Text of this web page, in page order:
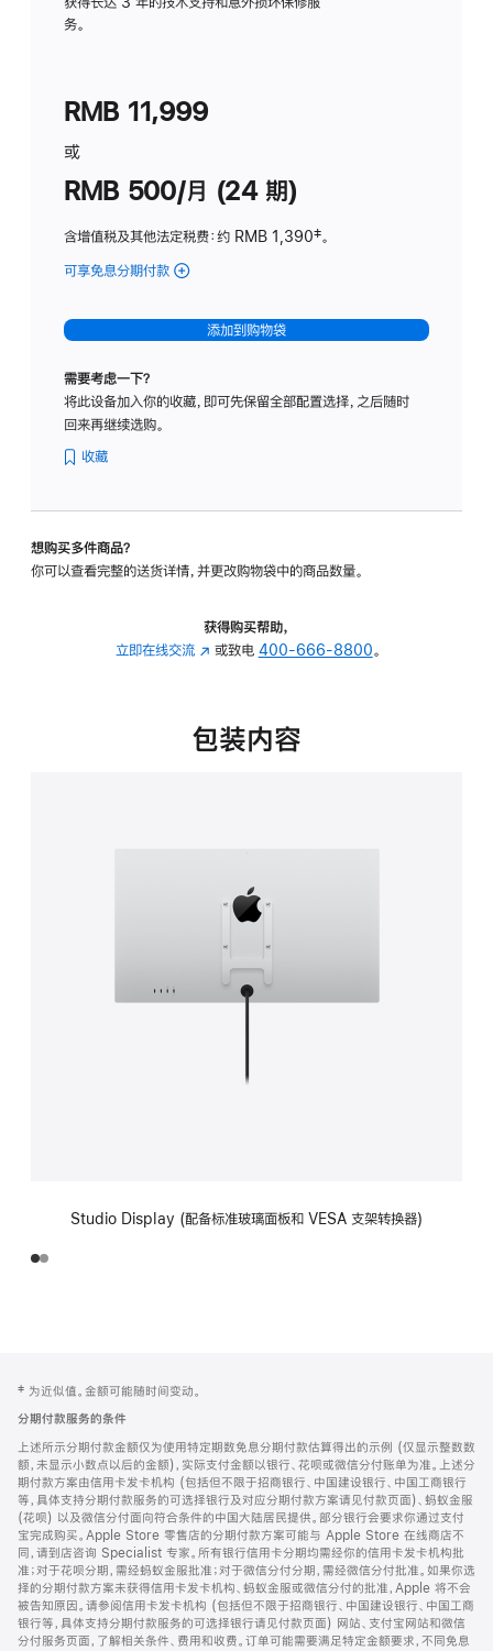
务。
RMB 11,999
或
RMB 500/月 (24 期)
含增值税及其他法定税费：约 RMB 1,390脚
‡。
可享免息分期付款 (Studio
-
标
璃
转
的
添加到购物袋
需要考虑一下？
将此设备加入你的收藏，即可先保留全部配置选择，之后随时
回来再继续选购。
收藏
想购买多件商品？
你可以查看完整的送货详情，并更改购物袋中的商品数量。
获得购买帮助，
立即在线交流 (在
中
或致电 400-666-8800。
包装内容
Studio Display (配备标准玻璃面板和 VESA 支架转换器)
页
页
脚
注
‡ 为近似值。金额可能随时间变动。
分期付款服务的条件
上述所示分期付款金额仅为使用特定期数免息分期付款估算得出的示例 (仅显示整数数
额，未显示小数点以后的金额)，实际支付金额以银行、花呗或微信分付账单为准。上述分
期付款方案由信用卡发卡机构 (包括但不限于招商银行、中国建设银行、中国工商银行
等，具体支持分期付款服务的可选择银行及对应分期付款方案请见付款页面)、蚂蚁金服
(花呗) 以及微信分付面向符合条件的中国大陆居民提供。部分银行会要求你通过支付
宝完成购买。Apple Store 零售店的分期付款方案可能与 Apple Store 在线商店不
同，请到店咨询 Specialist 专家。所有银行信用卡分期均需经你的信用卡发卡机构批
准；对于花呗分期，需经蚂蚁金服批准；对于微信分付分期，需经微信分付批准。如果你选
择的分期付款方案未获得信用卡发卡机构、蚂蚁金服或微信分付的批准，Apple 将不会
被告知原因。请参阅信用卡发卡机构 (包括但不限于招商银行、中国建设银行、中国工商
银行等，具体支持分期付款服务的可选择银行请见付款页面) 网站、支付宝网站和微信
分付服务页面，了解相关条件、费用和收费。订单可能需要满足特定金额要求，不同免息